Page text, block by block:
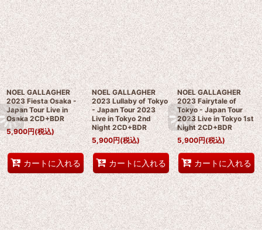
NOEL GALLAGHER
2023 Fiesta Osaka -
Japan Tour Live in
Osaka 2CD+BDR
5,900円(税込)
カートに入れる
NOEL GALLAGHER
2023 Lullaby of Tokyo
- Japan Tour 2023
Live in Tokyo 2nd
Night 2CD+BDR
5,900円(税込)
カートに入れる
NOEL GALLAGHER
2023 Fairytale of
Tokyo - Japan Tour
2023 Live in Tokyo 1st
Night 2CD+BDR
5,900円(税込)
カートに入れる